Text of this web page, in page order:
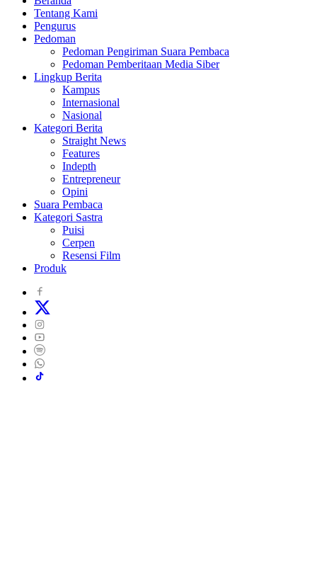
Tentang Kami
Pengurus
Pedoman
Pedoman Pengiriman Suara Pembaca
Pedoman Pemberitaan Media Siber
Lingkup Berita
Kampus
Internasional
Nasional
Kategori Berita
Straight News
Features
Indepth
Entrepreneur
Opini
Suara Pembaca
Kategori Sastra
Puisi
Cerpen
Resensi Film
Produk